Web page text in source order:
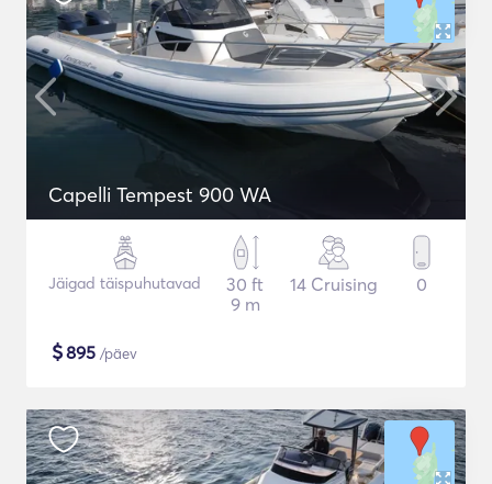
Capelli Tempest 900 WA
Jäigad täispuhutavad
30 ft
9 m
14 Cruising 0
$895 /päev